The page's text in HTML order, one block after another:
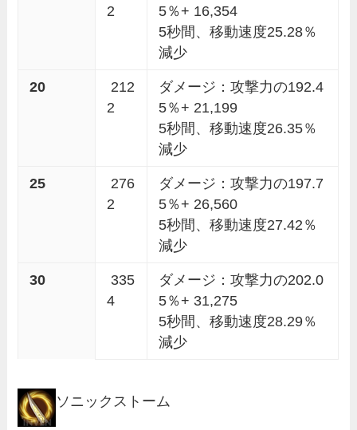
2
5％+ 16,354
5秒間、移動速度25.28％
減少
20
212
2
ダメージ：攻撃力の192.4
5％+ 21,199
5秒間、移動速度26.35％
減少
25
276
2
ダメージ：攻撃力の197.7
5％+ 26,560
5秒間、移動速度27.42％
減少
30
335
4
ダメージ：攻撃力の202.0
5％+ 31,275
5秒間、移動速度28.29％
減少
ソニックストーム